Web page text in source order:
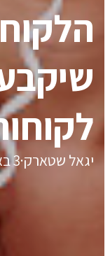
יגאל שטארק·3 באוקטובר 2013